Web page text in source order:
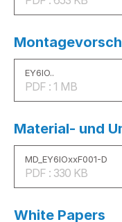
EY6IO..
PDF : 1 MB
Material- und
MD_EY6IOxxF001-D
PDF : 330 KB
White Papers